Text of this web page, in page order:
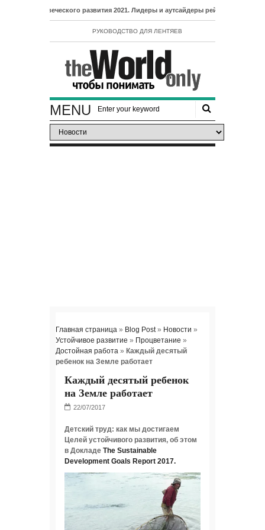
человеческого развития 2021. Лидеры и аутсайдеры рейтинга ИЧР
РУКОВОДСТВО ДЛЯ ЛЕНТЯЕВ
MENU
Главная страница » Blog Post» Новости »
Устойчивое развитие » Процветание »
Достойная работа » Каждый десятый
ребенок на Земле работает
Каждый десятый ребенок
на Земле работает
Детский труд: как мы достигаем
Целей устойчивого развития, об этом
в Докладе The Sustainable
Development Goals Report 2017.